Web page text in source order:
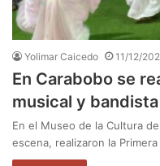
Yolimar Caicedo 11/12/
En Carabobo se
musical y bandista
En el Museo de la Cultura
escena, realizaron la